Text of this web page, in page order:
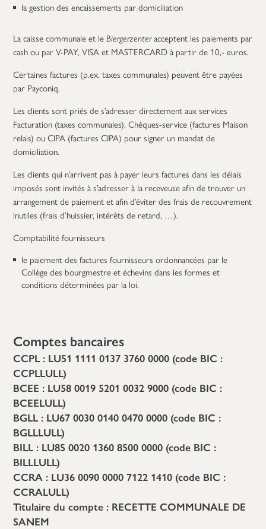
la gestion des encaissements par domiciliation
La caisse communale et leBiergerzenteracceptent les paiements par
cash ou par V-PAY, VISA et MASTERCARD à partir de 10,- euros.
Certaines factures (p.ex. taxes communales) peuvent être payées
par Payconiq.
Les clients sont priés de s’adresser directement aux services
Facturation (taxes communales), Chèques-service (factures Maison
relais) ou CIPA (factures CIPA) pour signer un mandat de
domiciliation.
Les clients qui n’arrivent pas à payer leurs factures dans les délais
imposés sont invités à s’adresser à la receveuse afin de trouver un
arrangement de paiement et afin d’éviter des frais de recouvrement
inutiles (frais d’huissier, intérêts de retard, …).
Comptabilité fournisseurs
le paiement des factures fournisseurs ordonnancées par le
Collège des bourgmestre et échevins dans les formes et
conditions déterminées par la loi.
Comptes bancaires
CCPL : LU51 1111 0137 3760 0000 (code BIC :
CCPLLULL)
BCEE : LU58 0019 5201 0032 9000 (code BIC :
BCEELULL)
BGLL : LU67 0030 0140 0470 0000 (code BIC :
BGLLLULL)
BILL : LU85 0020 1360 8500 0000 (code BIC :
BILLLULL)
CCRA : LU36 0090 0000 7122 1410 (code BIC :
CCRALULL)
Titulaire du compte : RECETTE COMMUNALE DE
SANEM